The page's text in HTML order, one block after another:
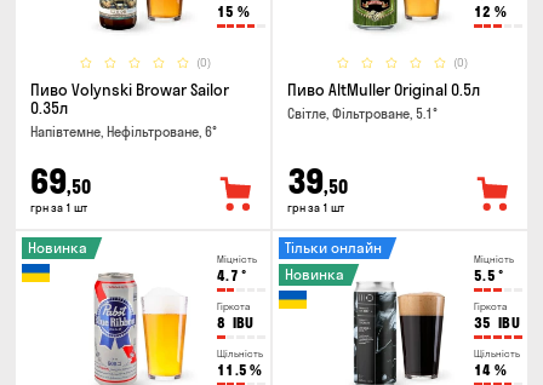
15 %
(0)
Пиво Volynski Browar Sailor
0.35л
Напівтемне, Нефільтроване, 6°
69,50
грн за 1 шт
12 %
(0)
Пиво AltMuller Original 0.5л
Світле, Фільтроване, 5.1°
39,50
грн за 1 шт
Міцність
4.7 °
Гіркота
8 IBU
Щільність
11.5 %
Новинка
Міцність
5.5 °
Гіркота
35 IBU
Щільність
14 %
Тільки онлайн
Новинка